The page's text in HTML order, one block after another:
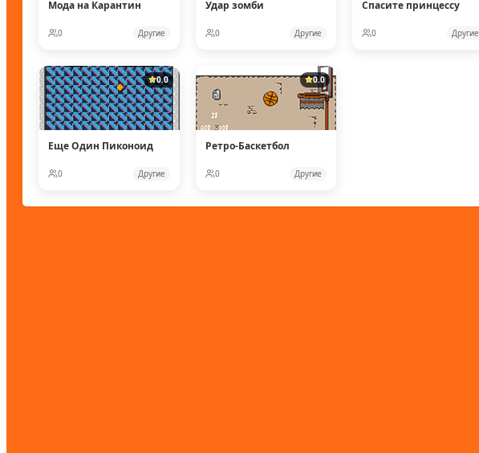
Мода на Карантин
0 Другие
Удар зомби
0 Другие
Спасите принцессу
0 Другие
0.0
Еще Один Пиконоид
0 Другие
0.0
Ретро-Баскетбол
0 Другие